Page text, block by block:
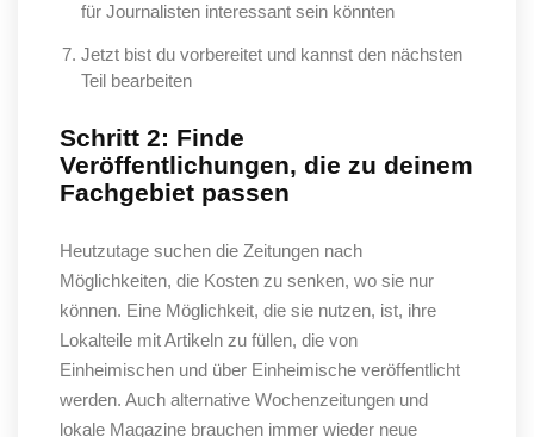
für Journalisten interessant sein könnten
Jetzt bist du vorbereitet und kannst den nächsten
Teil bearbeiten
Schritt 2: Finde
Veröffentlichungen, die zu deinem
Fachgebiet passen
Heutzutage suchen die Zeitungen nach
Möglichkeiten, die Kosten zu senken, wo sie nur
können. Eine Möglichkeit, die sie nutzen, ist, ihre
Lokalteile mit Artikeln zu füllen, die von
Einheimischen und über Einheimische veröffentlicht
werden. Auch alternative Wochenzeitungen und
lokale Magazine brauchen immer wieder neue